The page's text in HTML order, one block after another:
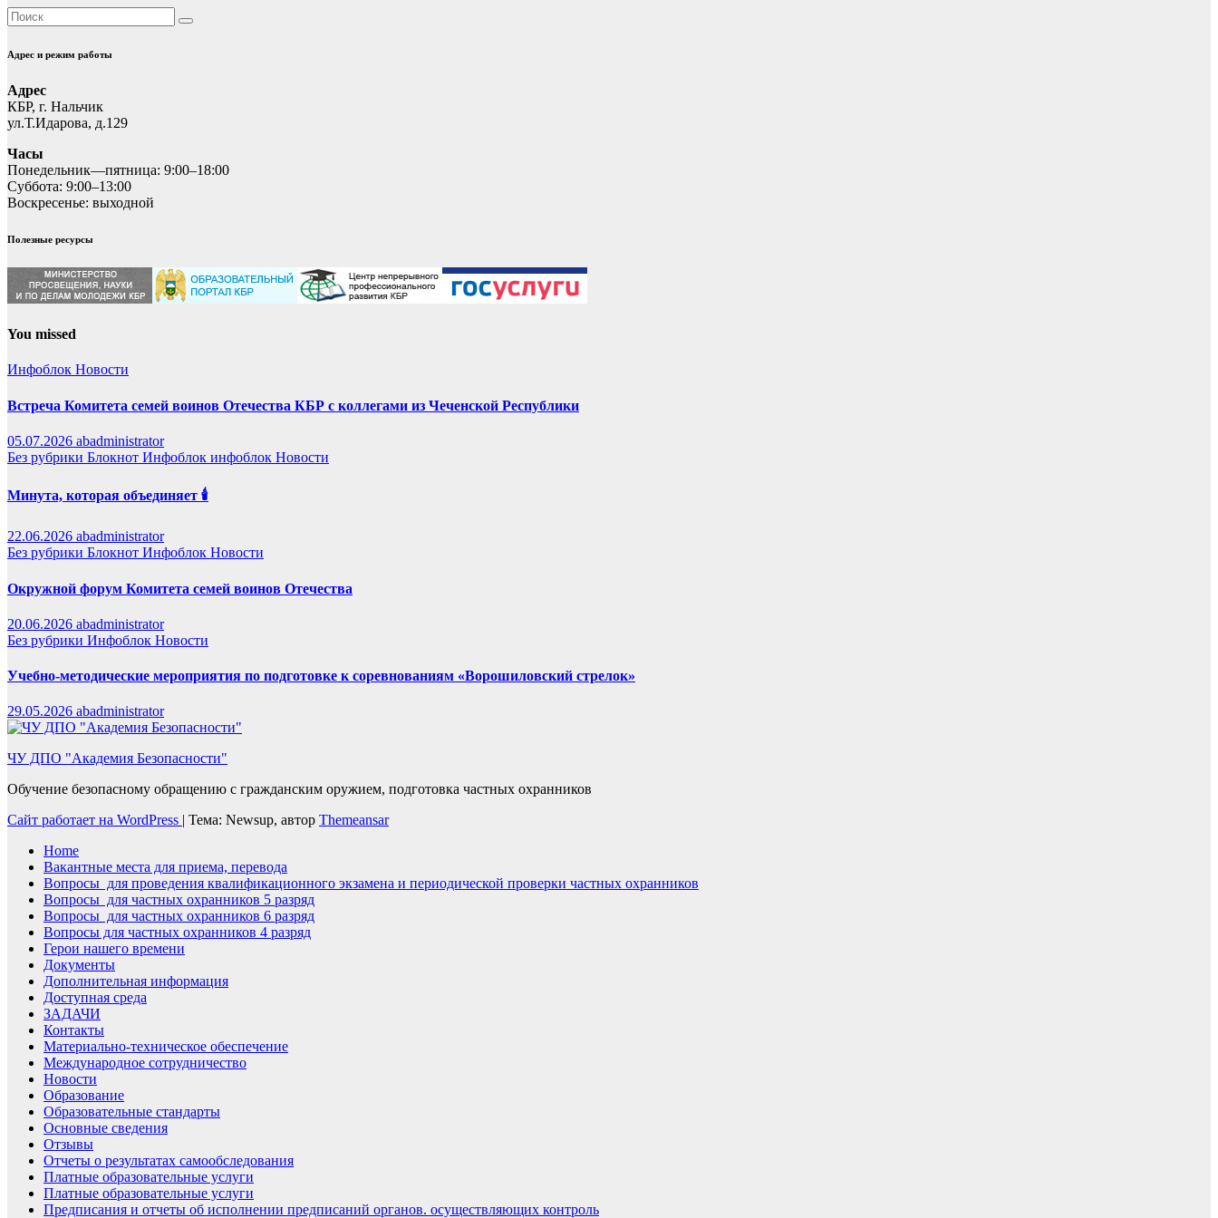
Адрес и режим работы
Адрес
КБР, г. Нальчик
ул.Т.Идарова, д.129
Часы
Понедельник—пятница: 9:00–18:00
Суббота: 9:00–13:00
Воскресенье: выходной
Полезные ресурсы
You missed
Инфоблок Новости
Встреча Комитета семей воинов Отечества КБР с коллегами из Чеченской Республики
05.07.2026 abadministrator
Без рубрики Блокнот Инфоблок инфоблок Новости
Минута, которая объединяет 🕯️
22.06.2026 abadministrator
Без рубрики Блокнот Инфоблок Новости
Окружной форум Комитета семей воинов Отечества
20.06.2026 abadministrator
Без рубрики Инфоблок Новости
Учебно-методические мероприятия по подготовке к соревнованиям «Ворошиловский стрелок»
29.05.2026 abadministrator
ЧУ ДПО "Академия Безопасности"
Обучение безопасному обращению с гражданским оружием, подготовка частных охранников
Сайт работает на WordPress | Тема: Newsup, автор Themeansar
Home
Вакантные места для приема, перевода
Вопросы для проведения квалификационного экзамена и периодической проверки частных охранников
Вопросы для частных охранников 5 разряд
Вопросы для частных охранников 6 разряд
Вопросы для частных охранников 4 разряд
Герои нашего времени
Документы
Дополнительная информация
Доступная среда
ЗАДАЧИ
Контакты
Материально-техническое обеспечение
Международное сотрудничество
Новости
Образование
Образовательные стандарты
Основные сведения
Отзывы
Отчеты о результатах самообследования
Платные образовательные услуги
Платные образовательные услуги
Предписания и отчеты об исполнении предписаний органов. осуществляющих контроль